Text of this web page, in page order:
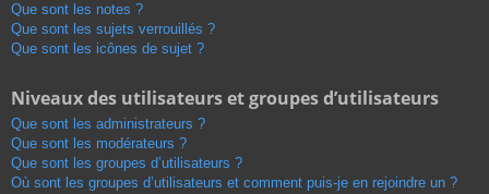
Que sont les notes ?
Que sont les sujets verrouillés ?
Que sont les icônes de sujet ?
Niveaux des utilisateurs et groupes d’utilisateurs
Que sont les administrateurs ?
Que sont les modérateurs ?
Que sont les groupes d’utilisateurs ?
Où sont les groupes d’utilisateurs et comment puis-je en rejoindre un ?